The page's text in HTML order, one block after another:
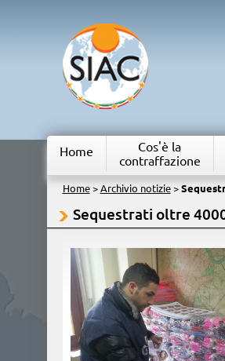
Home
Cos'è la
contraffazione
Home> Archivio notizie>
Sequestrati oltre